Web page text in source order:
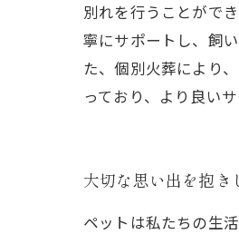
別れを行うことがで
寧にサポートし、飼
た、個別火葬により
っており、より良い
大切な思い出を抱
ペットは私たちの生